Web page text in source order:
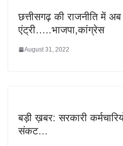
छत्तीसगढ़ की राजनीति में अब
एंट्री…..भाजपा,कांग्रेस
August 31, 2022
बड़ी ख़बर: सरकारी
संकट…